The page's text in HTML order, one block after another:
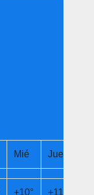
Mié Jue
+10° +11°